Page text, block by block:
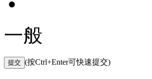
一般
提交 (按Ctrl+Enter可快速提交)